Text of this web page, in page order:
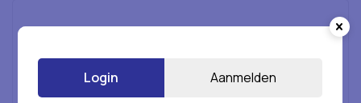
Login Aanmelden